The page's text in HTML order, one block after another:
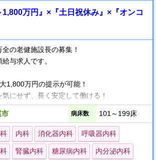
万円』×『土日祝休み』×『オンコ
の老健施設長の募集！
与求人です。
1,800万円の提示が可能！
気にせず、長く安定して働ける！
休み＆本院の強力なバックアップあり！
・
名体制、平日のみ勤務。
市 病床数 101～199床
内科 消化器内科 呼吸器内科
腎臓内科 糖尿病内科 内分泌内科